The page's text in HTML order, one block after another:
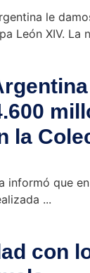
le
León XIV. La
la
informó que
...
con